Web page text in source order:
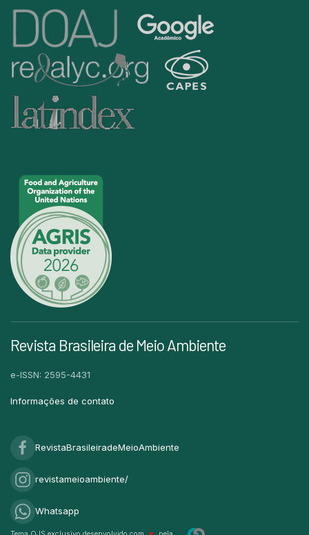
Revista Brasileira de Meio Ambiente
e-ISSN: 2595-4431
Informações de contato
RevistaBrasileiradeMeioAmbiente
revistameioambiente/
Whatsapp